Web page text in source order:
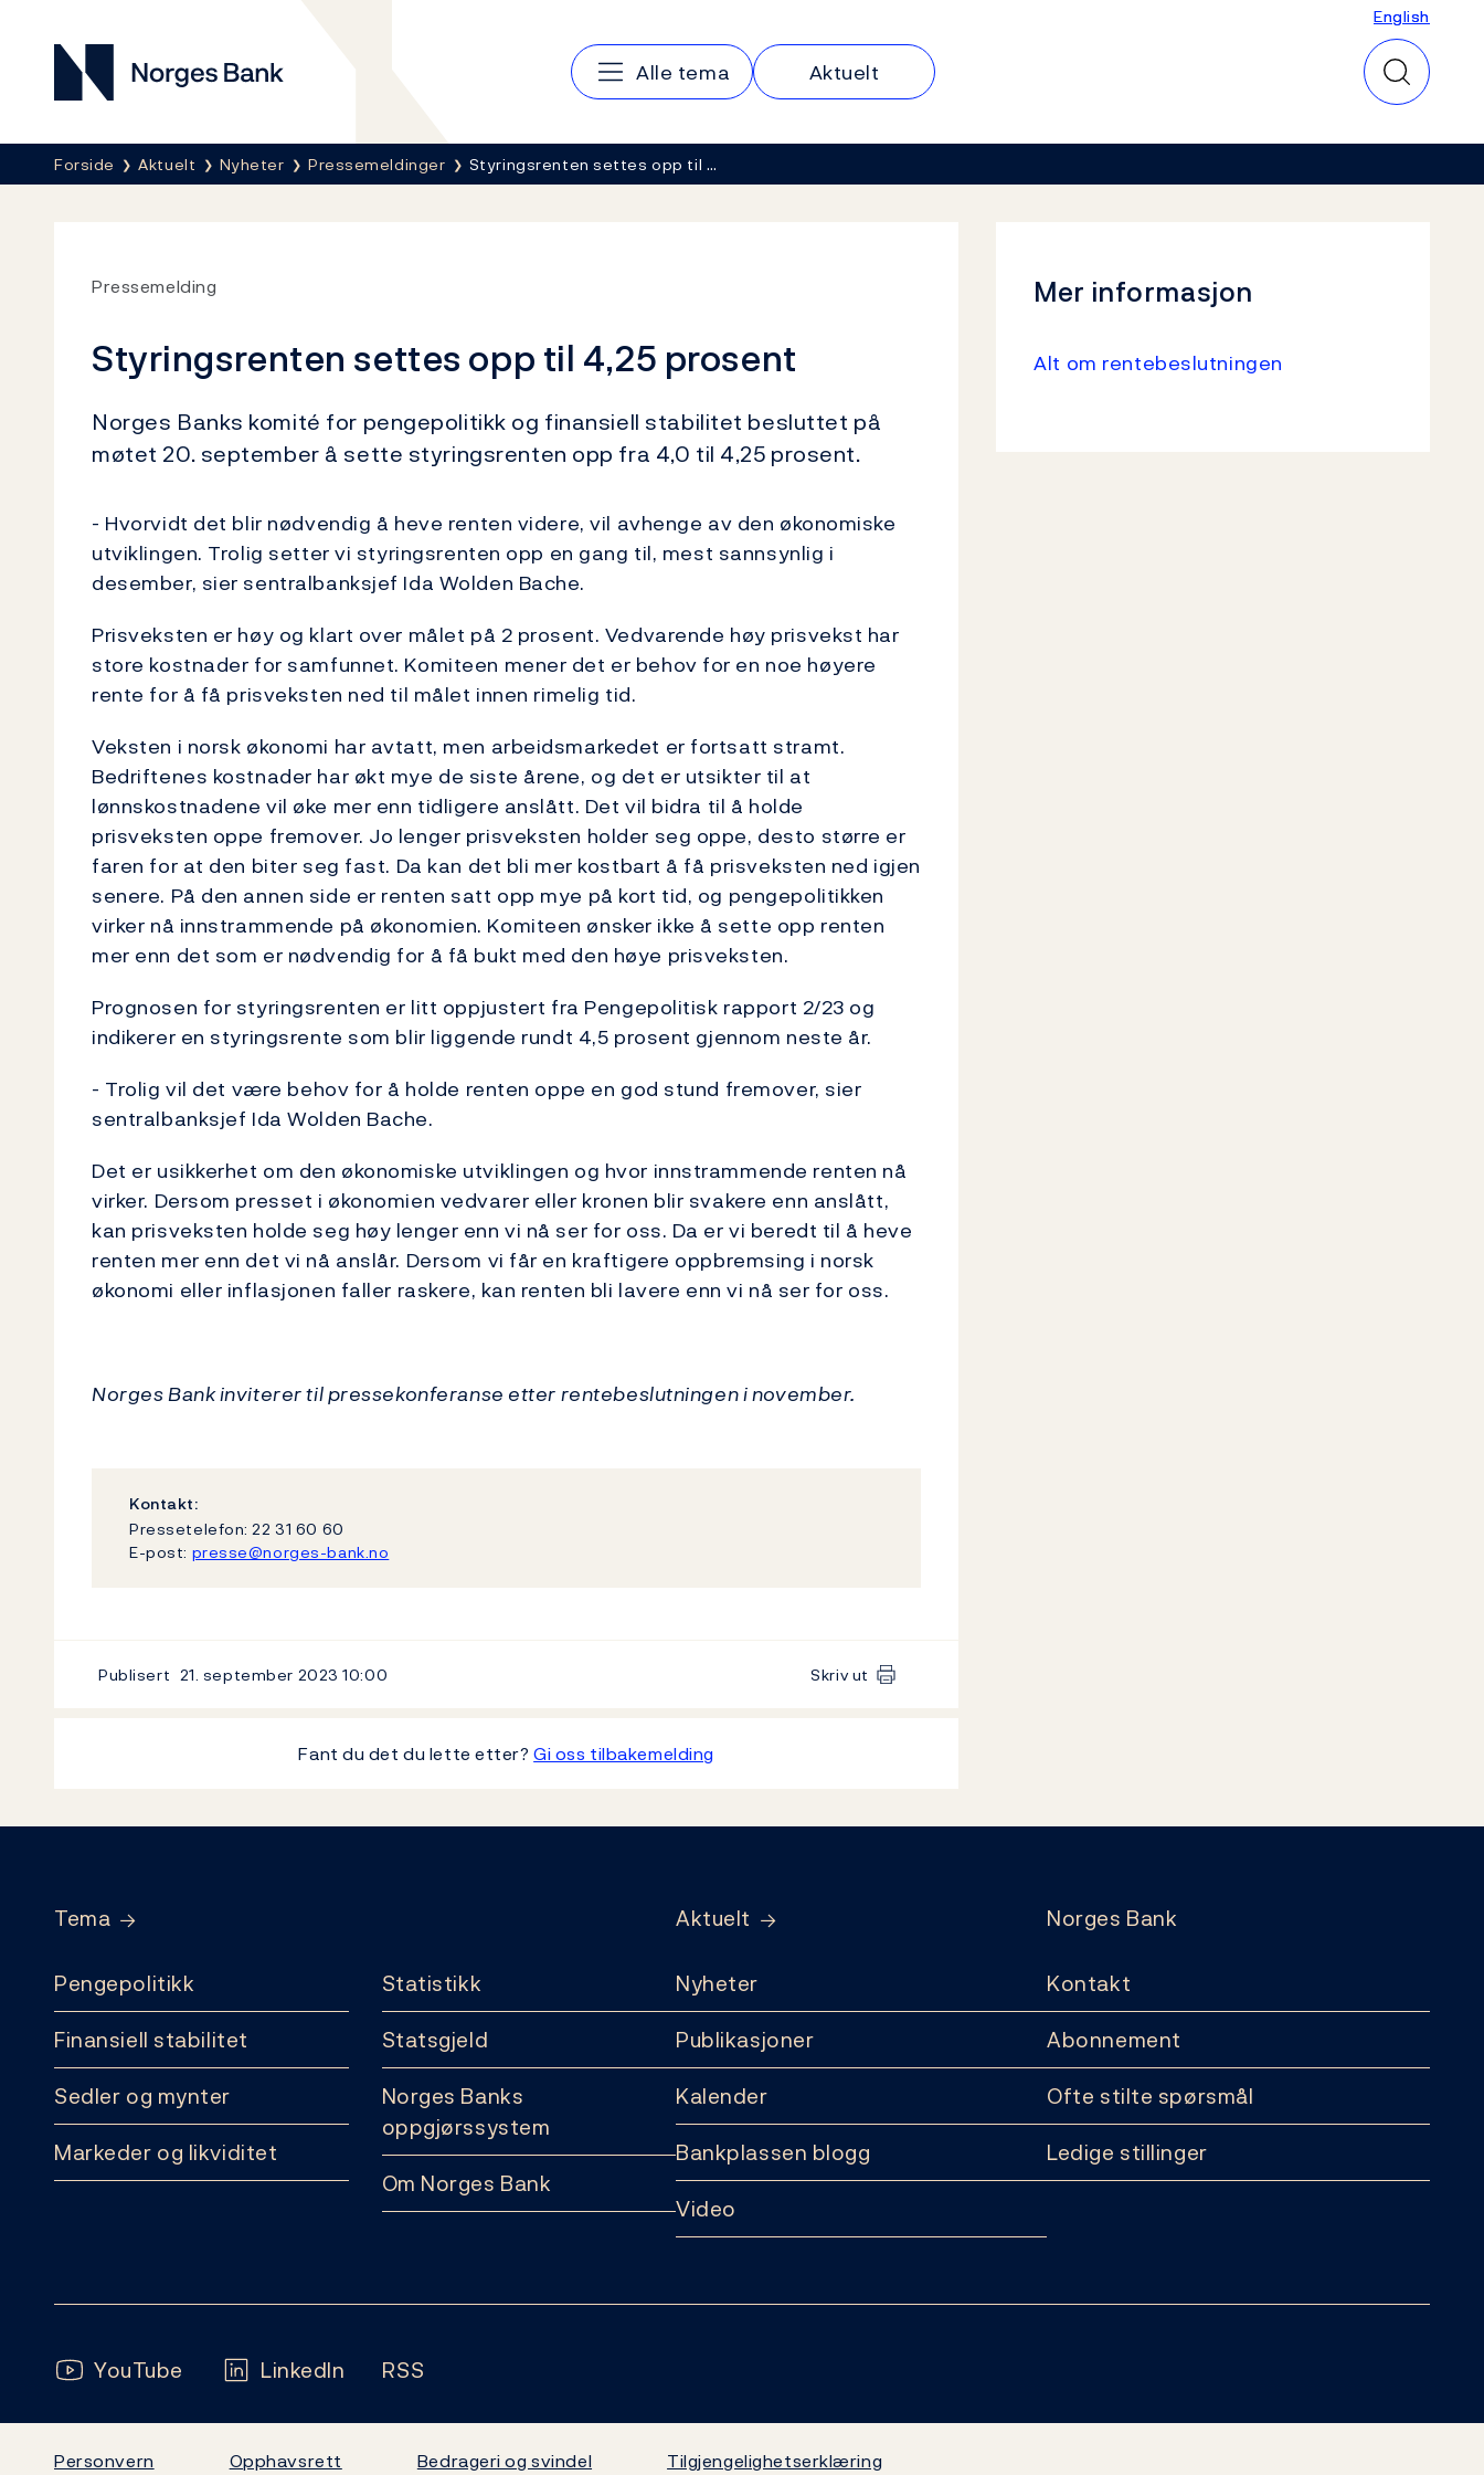
Norges Bank
Hovedmeny
Alle tema Aktuelt
English
English
Her er du nå:
Forside Aktuelt Nyheter Pressemeldinger Styringsrenten settes opp til …
Pressemelding
Styringsrenten settes opp til 4,25 prosent
Norges Banks komité for pengepolitikk og finansiell stabilitet besluttet på
møtet 20. september å sette styringsrenten opp fra 4,0 til 4,25 prosent.
- Hvorvidt det blir nødvendig å heve renten videre, vil avhenge av den økonomiske
utviklingen. Trolig setter vi styringsrenten opp en gang til, mest sannsynlig i
desember, sier sentralbanksjef Ida Wolden Bache.
Prisveksten er høy og klart over målet på 2 prosent. Vedvarende høy prisvekst har
store kostnader for samfunnet. Komiteen mener det er behov for en noe høyere
rente for å få prisveksten ned til målet innen rimelig tid.
Veksten i norsk økonomi har avtatt, men arbeidsmarkedet er fortsatt stramt.
Bedriftenes kostnader har økt mye de siste årene, og det er utsikter til at
lønnskostnadene vil øke mer enn tidligere anslått. Det vil bidra til å holde
prisveksten oppe fremover. Jo lenger prisveksten holder seg oppe, desto større er
faren for at den biter seg fast. Da kan det bli mer kostbart å få prisveksten ned igjen
senere. På den annen side er renten satt opp mye på kort tid, og pengepolitikken
virker nå innstrammende på økonomien. Komiteen ønsker ikke å sette opp renten
mer enn det som er nødvendig for å få bukt med den høye prisveksten.
Prognosen for styringsrenten er litt oppjustert fra Pengepolitisk rapport 2/23 og
indikerer en styringsrente som blir liggende rundt 4,5 prosent gjennom neste år.
- Trolig vil det være behov for å holde renten oppe en god stund fremover, sier
sentralbanksjef Ida Wolden Bache.
Det er usikkerhet om den økonomiske utviklingen og hvor innstrammende renten nå
virker. Dersom presset i økonomien vedvarer eller kronen blir svakere enn anslått,
kan prisveksten holde seg høy lenger enn vi nå ser for oss. Da er vi beredt til å heve
renten mer enn det vi nå anslår. Dersom vi får en kraftigere oppbremsing i norsk
økonomi eller inflasjonen faller raskere, kan renten bli lavere enn vi nå ser for oss.
Norges Bank inviterer til pressekonferanse etter rentebeslutningen i november.
Kontakt:
Pressetelefon: 22 31 60 60
E-post: presse@norges-bank.no
Publisert 21. september 202310:00 Skriv ut
Fant du det du lette etter?Gi oss tilbakemelding
Mer informasjon
Alt om rentebeslutningen
Tema
Pengepolitikk
Finansiell stabilitet
Sedler og mynter
Markeder og likviditet
Statistikk
Statsgjeld
Norges Banks
oppgjørssystem
Om Norges Bank
Aktuelt
Nyheter
Publikasjoner
Kalender
Bankplassen blogg
Video
Norges Bank
Kontakt
Abonnement
Ofte stilte spørsmål
Ledige stillinger
Følg oss:
YouTube LinkedIn RSS
Personvern Opphavsrett Bedrageri og svindel Tilgjengelighetserklæring